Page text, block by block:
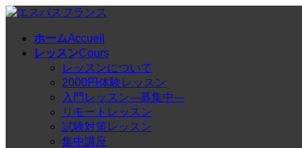
コ
ナ
ホームAccueil
レッスンCours
レッスンについて
2000円体験レッスン
入門レッスン---募集中---
リモートレッスン
試験対策レッスン
集中講座